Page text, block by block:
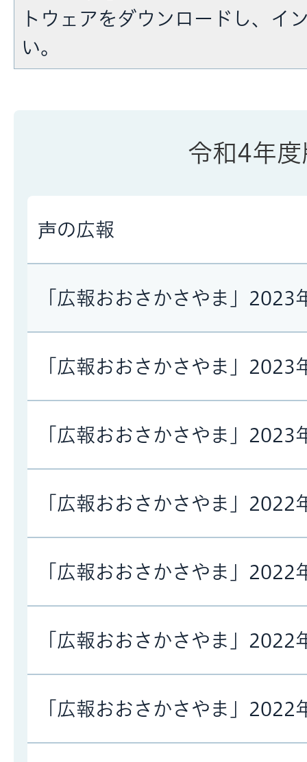
トウェアをダウンロードし、イ
い。
令和4年度
声の広報
「広報おおさかさやま」2023
「広報おおさかさやま」2023
「広報おおさかさやま」2023
「広報おおさかさやま」2022
「広報おおさかさやま」2022
「広報おおさかさやま」2022
「広報おおさかさやま」2022